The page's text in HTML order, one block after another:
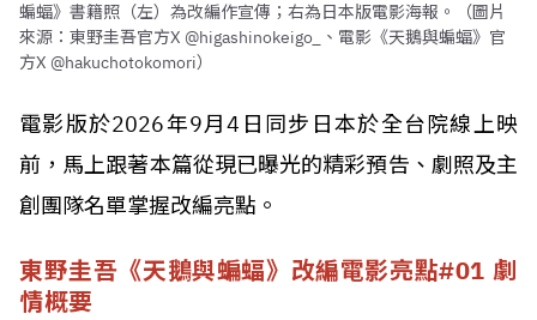
蝙蝠》書籍照（左）為改編作宣傳；右為日本版電影海報。（圖片
來源：東野圭吾官方X @higashinokeigo_、電影《天鵝與蝙蝠》官
方X @hakuchotokomori）
電影版於2026年9月4日同步日本於全台院線上映
前，馬上跟著本篇從現已曝光的精彩預告、劇照及主
創團隊名單掌握改編亮點。
東野圭吾《天鵝與蝙蝠》改編電影亮點#01 劇
情概要